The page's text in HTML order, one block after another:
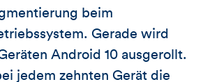
beim
Gerade wird
Android 10 ausgerollt.
jedem zehnten Gerät die